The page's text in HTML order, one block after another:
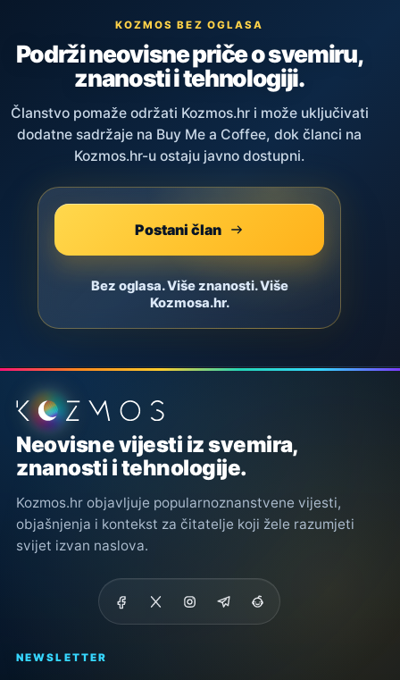
KOZMOS BEZ OGLASA
Podrži neovisne priče o svemiru,
znanosti i tehnologiji.
Članstvo pomaže održati Kozmos.hr i može uključivati
dodatne sadržaje na Buy Me a Coffee, dok članci na
Kozmos.hr-u ostaju javno dostupni.
Postani član
Bez oglasa. Više znanosti. Više
Kozmosa.hr.
Podnožje stranice
Neovisne vijesti iz svemira,
znanosti i tehnologije.
Kozmos.hr objavljuje popularnoznanstvene vijesti,
objašnjenja i kontekst za čitatelje koji žele razumjeti
svijet izvan naslova.
NEWSLETTER